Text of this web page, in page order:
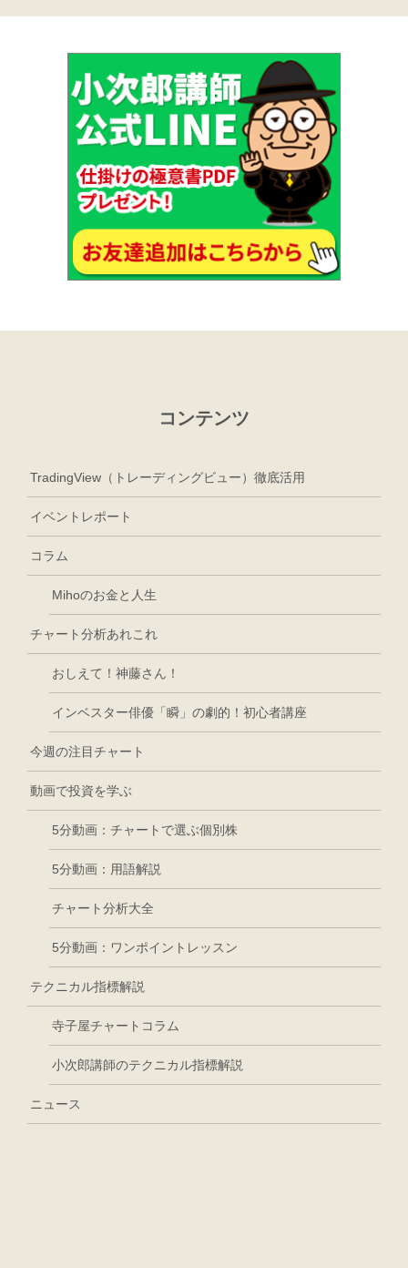
コンテンツ
TradingView（トレーディングビュー）徹底活用
イベントレポート
コラム
Mihoのお金と人生
チャート分析あれこれ
おしえて！神藤さん！
インベスター俳優「瞬」の劇的！初心者講座
今週の注目チャート
動画で投資を学ぶ
5分動画：チャートで選ぶ個別株
5分動画：用語解説
チャート分析大全
5分動画：ワンポイントレッスン
テクニカル指標解説
寺子屋チャートコラム
小次郎講師のテクニカル指標解説
ニュース